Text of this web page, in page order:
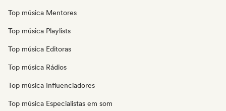
Top música Mentores
Top música Playlists
Top música Editoras
Top música Rádios
Top música Influenciadores
Top música Especialistas em som